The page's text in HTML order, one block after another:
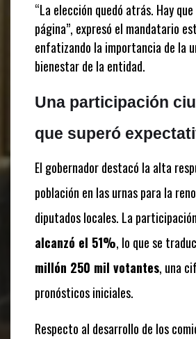
“La elección quedó atrás. Hay
página”, expresó el mandatario
enfatizando la importancia de la
bienestar de la entidad.
Una participación
que superó
El gobernador destacó la alta
población en las urnas para la
diputados locales. La
alcanzó el 51%, lo que se
millón 250 mil votantes, una
pronósticos iniciales.
Respecto al desarrollo de los